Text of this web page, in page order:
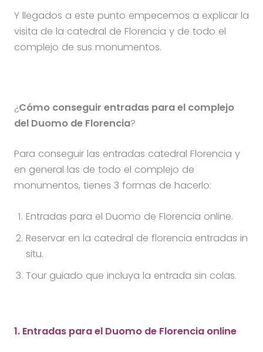
Y llegados a este punto empecemos a explicar la
visita de la catedral de Florencia y de todo el
complejo de sus monumentos.
¿Cómo conseguir entradas para el complejo
del Duomo de Florencia?
Para conseguir las entradas catedral Florencia y
en general las de todo el complejo de
monumentos, tienes 3 formas de hacerlo:
Entradas para el Duomo de Florencia online.
Reservar en la catedral de florencia entradas in
situ.
Tour guiado que incluya la entrada sin colas.
1. Entradas para el Duomo de Florencia online